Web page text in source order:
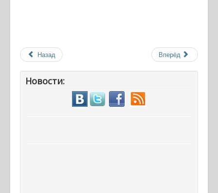
Назад Вперёд
Новости: